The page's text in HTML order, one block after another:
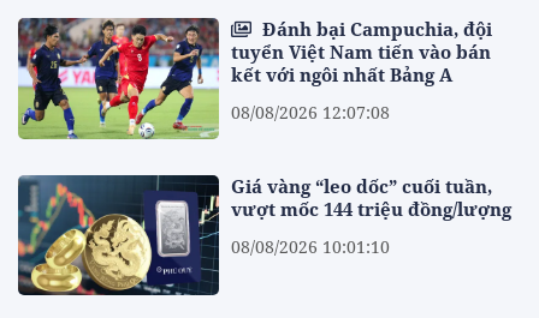
Đánh bại Campuchia, đội
tuyển Việt Nam tiến vào bán
kết với ngôi nhất Bảng A
08/08/2026 12:07:08
Giá vàng “leo dốc” cuối tuần,
vượt mốc 144 triệu đồng/lượng
08/08/2026 10:01:10